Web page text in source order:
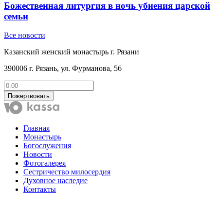
Божественная литургия в ночь убиения царской
семьи
Все новости
Казанский женский монастырь г. Рязани
390006 г. Рязань, ул. Фурманова, 56
Пожертвовать
Главная
Монастырь
Богослужения
Новости
Фотогалерея
Сестричество милосердия
Духовное наследие
Контакты